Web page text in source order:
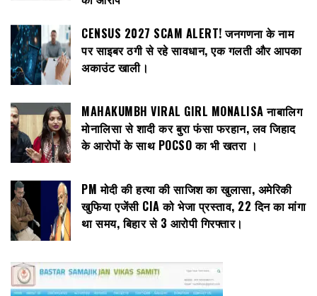
CENSUS 2027 SCAM ALERT! जनगणना के नाम
पर साइबर ठगी से रहे सावधान, एक गलती और आपका
अकाउंट खाली।
MAHAKUMBH VIRAL GIRL MONALISA नाबालिग
मोनालिसा से शादी कर बुरा फंसा फरहान, लव जिहाद
के आरोपों के साथ POCSO का भी खतरा ।
PM मोदी की हत्या की साजिश का खुलासा, अमेरिकी
खुफिया एजेंसी CIA को भेजा प्रस्ताव, 22 दिन का मांगा
था समय, बिहार से 3 आरोपी गिरफ्तार।